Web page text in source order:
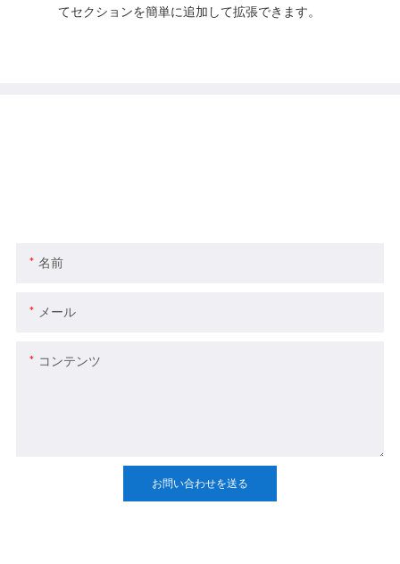
てセクションを簡単に追加して拡張できます。
名前
メール
コンテンツ
お問い合わせを送る